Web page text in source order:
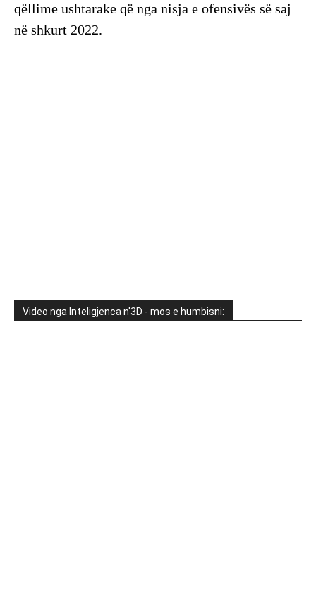
qëllime ushtarake që nga nisja e ofensivës së saj
në shkurt 2022.
Video nga Inteligjenca n'3D - mos e humbisni: